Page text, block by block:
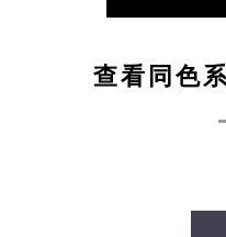
查看同色